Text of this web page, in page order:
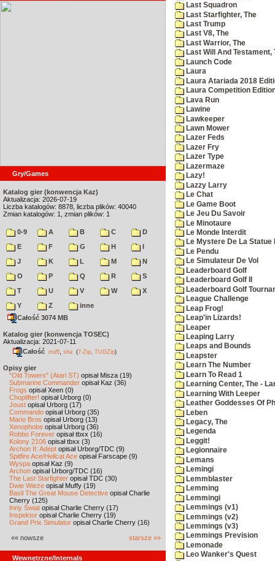
Gry/Games
Katalog gier (konwencja Kaz)
Aktualizacja: 2026-07-19
Liczba katalogów: 8878, liczba plików: 40040
Zmian katalogów: 1, zmian plików: 1
0-9 A B C
D
E
F G H
I
J
K L M
N
O
P Q R
S
T
U V W
X
Y
Z
inne
Całość 3074 MB
Katalog gier (konwencja TOSEC)
Aktualizacja: 2021-07-11
Całość md5 sha (7-Zip TUGZip)
Opisy gier
"Old Towers" (Atari ST) opisał Misza (19)
Submarine Commander opisał Kaz (36)
Frogs opisał Xeen (0)
Choplifter! opisał Urborg (0)
Joust opisał Urborg (17)
Commando opisał Urborg (35)
Mario Bros opisał Urborg (13)
Xenophobe opisał Urborg (36)
Robbo Forever opisał tbxx (16)
Kolony 2106 opisał tbxx (3)
Archon II: Adept opisał Urborg/TDC (9)
Spitfire Ace/Hellcat Ace opisał Farscape (9)
Wyspa opisał Kaz (9)
Archon opisał Urborg/TDC (16)
The Last Starfighter opisał TDC (30)
Dwie Wieże opisał Muffy (19)
Basil The Great Mouse Detective opisał Charlie
Cherry (125)
Inny Świat opisał Charlie Cherry (17)
Inspektor opisał Charlie Cherry (19)
Grand Prix Simulator opisał Charlie Cherry (16)
«« nowsze starsze »»
Wewnętrzne/Internals
Last Squadron
Last Starfighter, The
Last Trump
Last V8, The
Last Warrior, The
Last Will And Testament,
Launch Code
Laura
Laura Atariada 2018
Laura Competition
Lava Run
Lawine
Lawkeeper
Lawn Mower
Lazer Feds
Lazer Fry
Lazer Type
Lazermaze
Lazy!
Lazzy Larry
Le Chat
Le Game Boot
Le Jeu Du Savoir
Le Minotaure
Le Monde Interdit
Le Mystere De La Statue
Le Pendu
Le Simulateur De Vol
Leaderboard Golf
Leaderboard Golf II
Leaderboard Golf
League Challenge
Leap Frog!
Leap'in Lizards!
Leaper
Leaping Larry
Leaps and Bounds
Leapster
Learn The Number
Learn To Read 1
Learning Center, The -
Learning With Leeper
Leather Goddesses Of
Leben
Legacy, The
Legenda
Leggit!
Legionnaire
Lemans
Lemingi
Lemmblaster
Lemming
Lemmingi
Lemmings (v1)
Lemmings (v2)
Lemmings (v3)
Lemmings Prevision
Lemonade
Leo Wanker's Quest